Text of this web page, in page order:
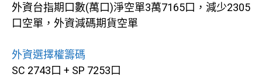
外資台指期口數(萬口)淨空單3萬7165口，減少2305
口空單，外資減碼期貨空單
外資選擇權籌碼
SC 2743口 + SP 7253口